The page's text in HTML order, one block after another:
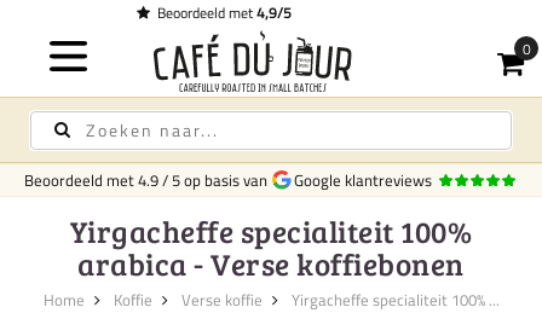
Gratis bezorging
Beoordeeld met4.9/5op basis van Google klantreviews
Yirgacheffe specialiteit 100%
arabica - Verse koffiebonen
Home Koffie Verse koffie Yirgacheffe specialiteit 100% ...